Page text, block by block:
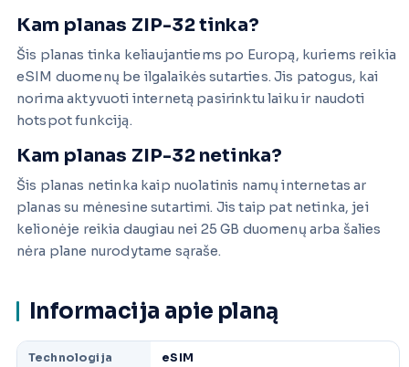
Kam planas ZIP-32 tinka?
Šis planas tinka keliaujantiems po Europą, kuriems reikia
eSIM duomenų be ilgalaikės sutarties. Jis patogus, kai
norima aktyvuoti internetą pasirinktu laiku ir naudoti
hotspot funkciją.
Kam planas ZIP-32 netinka?
Šis planas netinka kaip nuolatinis namų internetas ar
planas su mėnesine sutartimi. Jis taip pat netinka, jei
kelionėje reikia daugiau nei 25 GB duomenų arba šalies
nėra plane nurodytame sąraše.
Informacija apie planą
Technologija eSIM